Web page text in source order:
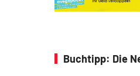
Buchtipp: Die